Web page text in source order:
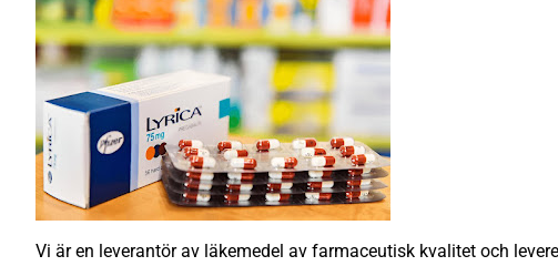
Vi är en leverantör av läkemedel av farmaceutisk kvalitet och